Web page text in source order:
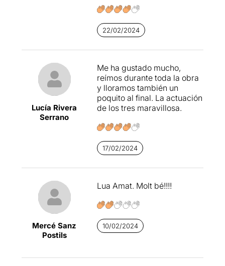
22/02/2024
Lucía Rivera
Serrano
Me ha gustado mucho,
reímos durante toda la obra
y lloramos también un
poquito al final. La actuación
de los tres maravillosa.
17/02/2024
Mercé Sanz
Postils
Lua Amat. Molt bé!!!!
10/02/2024